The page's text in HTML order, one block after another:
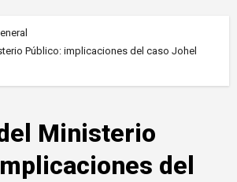
Público: implicaciones del caso Johel
Ministerio
del